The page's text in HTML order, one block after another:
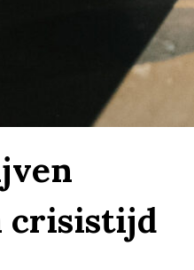
crisistijd